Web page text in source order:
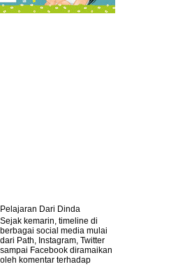
Pelajaran Dari Dinda
Sejak kemarin, timeline di
berbagai social media mulai
dari Path, Instagram, Twitter
sampai Facebook diramaikan
oleh komentar terhadap